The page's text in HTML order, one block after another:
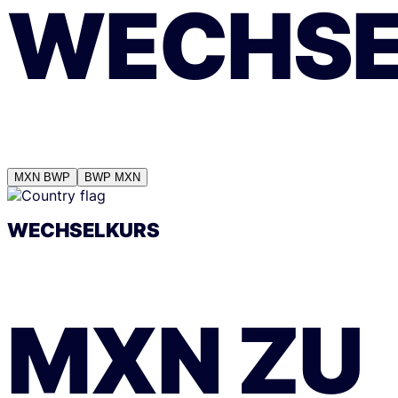
MXN BWP BWP MXN
WECHSELKURS
MXN ZU